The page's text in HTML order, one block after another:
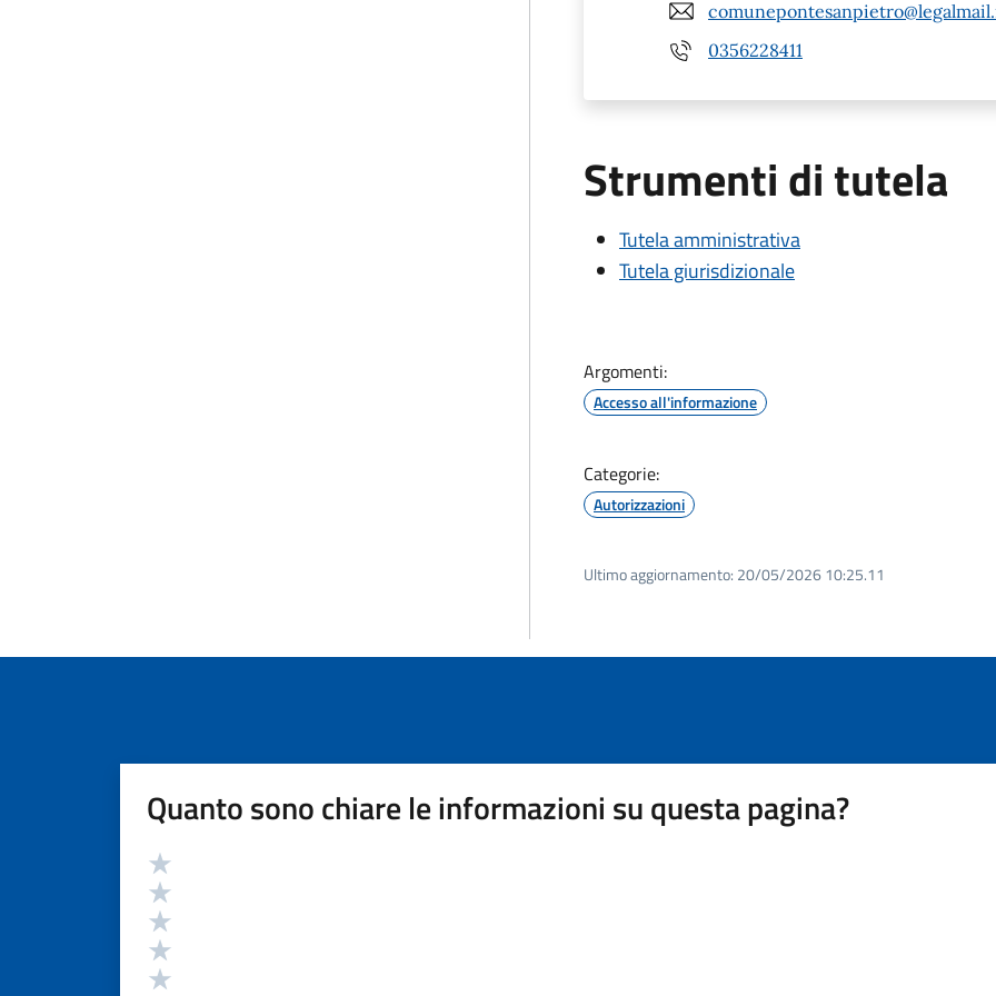
0356228411
Strumenti di tutela
Tutela amministrativa
Tutela giurisdizionale
Argomenti:
Accesso all'informazione
Categorie:
Autorizzazioni
Ultimo aggiornamento: 20/05/2026 10:25.11
Quanto sono chiare le informazioni su questa pagina?
Valutazione